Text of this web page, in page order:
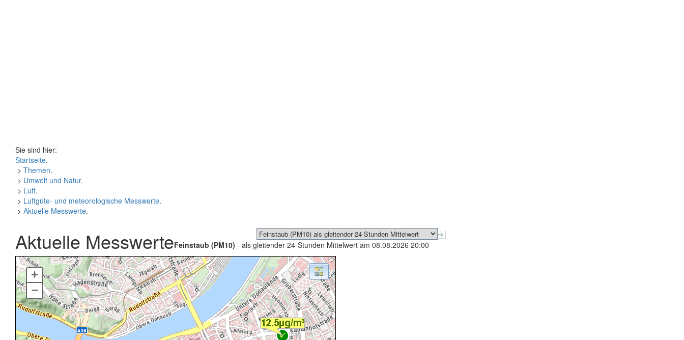
Sie sind hier:
Startseite.
> Themen.
> Umwelt und Natur.
> Luft.
> Luftgüte- und meteorologische Messwerte.
> Aktuelle Messwerte.
Aktuelle MesswerteFeinstaub (PM10) - als gleitender 24-Stunden Mittelwert am 08.08.2026 20:00
+
–